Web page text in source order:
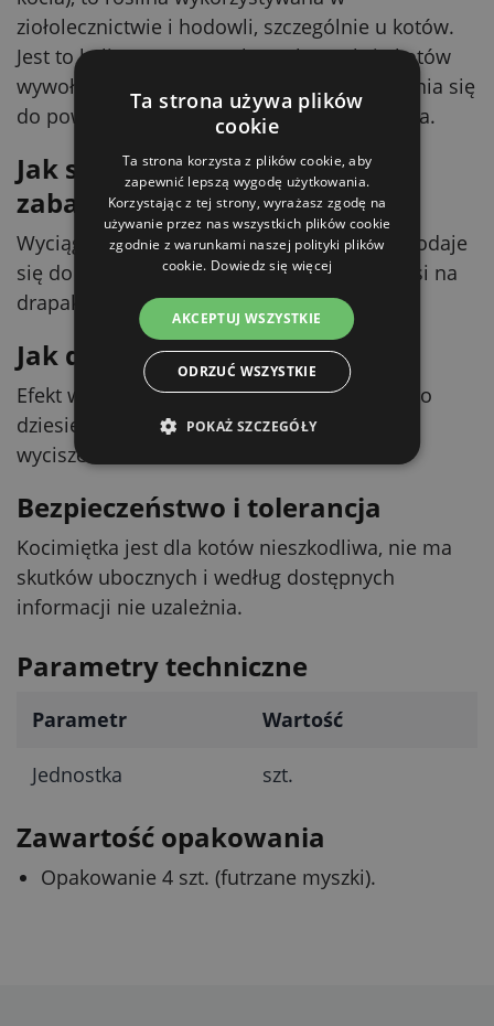
ziołolecznictwie i hodowli, szczególnie u kotów.
Jest to bylina rosnąca w kępach. Reakcję kotów
wywołuje głównie nepetalakton, który uwalnia się
do powietrza i jest wdychany przez zwierzęta.
Jak stosuje się kocimiętkę w
zabawkach
Wyciągi ze świeżych lub suszonych roślin dodaje
się do zabawek albo w formie sprayu nanosi na
drapaki.
Jak długo działa kocimiętka
Efekt wywołany kocimiętką trwa od pięciu do
dziesięciu minut, a następnie następuje
wyciszenie.
Bezpieczeństwo i tolerancja
Kocimiętka jest dla kotów nieszkodliwa, nie ma
skutków ubocznych i według dostępnych
informacji nie uzależnia.
Parametry techniczne
Parametr Wartość
Jednostka szt.
Zawartość opakowania
Opakowanie 4 szt. (futrzane myszki).
Ta strona używa plików
cookie
Ta strona korzysta z plików cookie, aby
zapewnić lepszą wygodę użytkowania.
Korzystając z tej strony, wyrażasz zgodę na
używanie przez nas wszystkich plików cookie
zgodnie z warunkami naszej polityki plików
cookie. Dowiedz się więcej
AKCEPTUJ WSZYSTKIE
ODRZUĆ WSZYSTKIE
POKAŻ SZCZEGÓŁY